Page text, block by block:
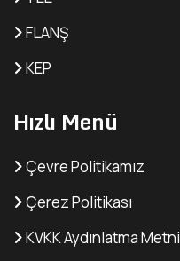
FLANŞ
KEP
Hızlı Menü
Çevre Politikamız
Çerez Politikası
KVKK Aydınlatma Metni